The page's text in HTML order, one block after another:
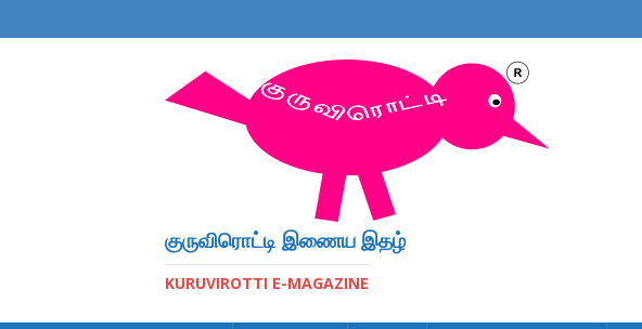
குருவிரொட்டி இணைய இதழ்
KURUVIROTTI E-MAGAZINE